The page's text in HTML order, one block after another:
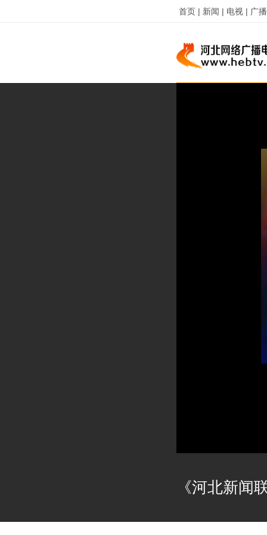
首页 | 新闻 | 电视 | 广
《河北新闻